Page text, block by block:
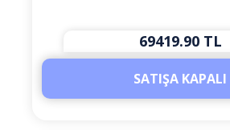
69419.90 TL
SATIŞA KAPALI